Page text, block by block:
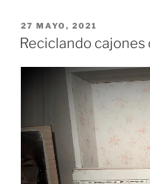
PUBLICADO
EL
27 MAYO, 2021
Reciclando cajones